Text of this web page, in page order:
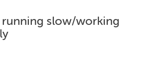
running slow/working